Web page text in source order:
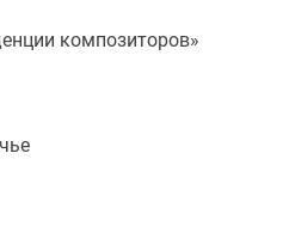
композиторов»